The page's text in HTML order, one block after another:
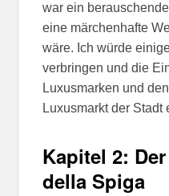
war ein
eine märchenhafte
wäre. Ich würde
verbringen und die
Luxusmarken und
Luxusmarkt der Stadt
Kapitel 2:
della Spiga